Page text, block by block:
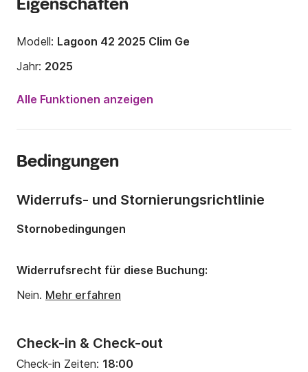
Eigenschaften
Modell: Lagoon 42 2025 Clim Ge
Jahr: 2025
Anzahl Plätze an Bord:
Anzahl Badezimmer:
Alle Funktionen anzeigen
Bedingungen
Check-in & Check-out
Check-in Zeiten: 18:00
Widerrufs- und Stornierungsrichtlinie
Stornobedingungen
Widerrufsrecht für diese Buchung:
Nein. Mehr erfahren